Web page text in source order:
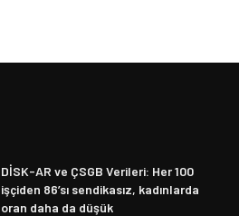
DİSK-AR ve ÇSGB Verileri: Her 100
işçiden 86’sı sendikasız, kadınlarda
oran daha da düşük